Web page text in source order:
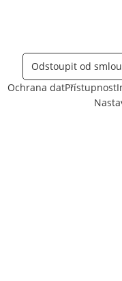
Odstoupit od
Ochrana datPřístupnost